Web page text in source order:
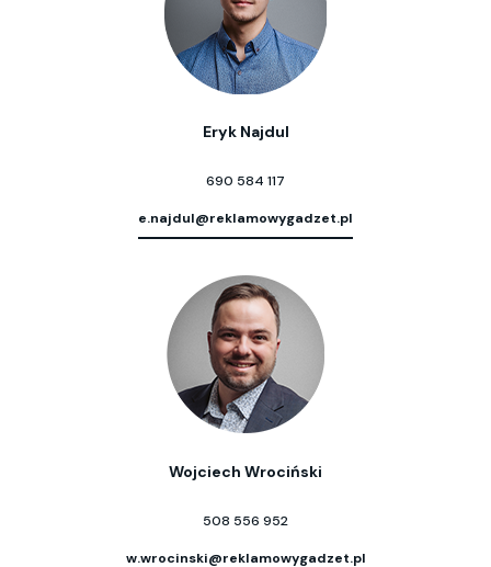
Eryk Najdul
690 584 117
e.najdul@reklamowygadzet.pl
Wojciech Wrociński
508 556 952
w.wrocinski@reklamowygadzet.pl